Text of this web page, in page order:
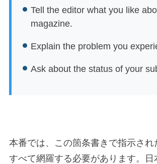
Tell the editor what you like
magazine.
Explain the problem you
Ask about the status of your
本番では、この箇条書きで指示され
すべて網羅する必要があります。日